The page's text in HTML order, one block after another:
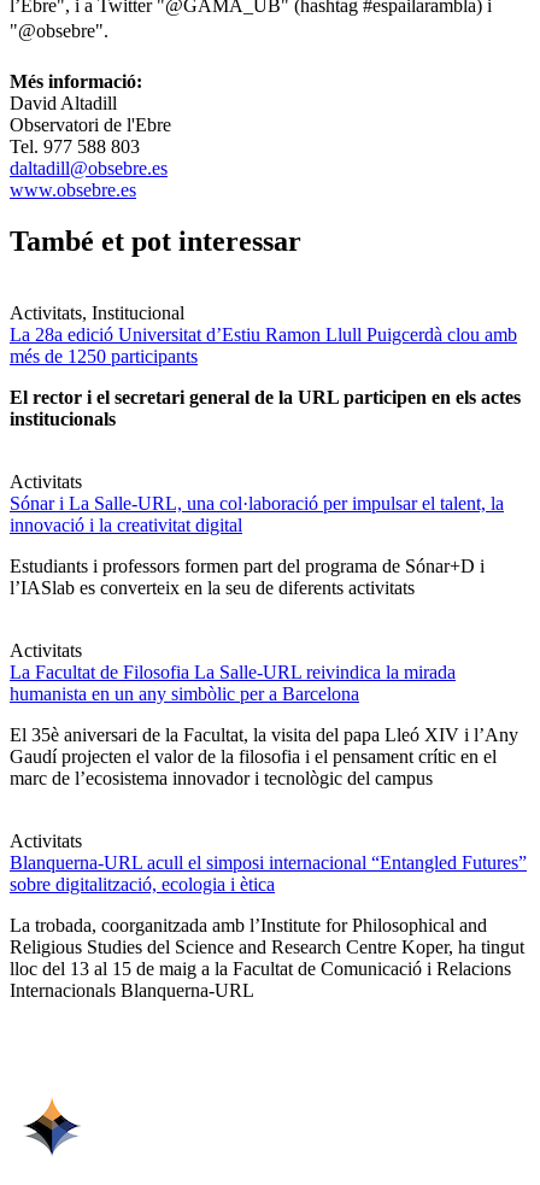
l’Ebre", i a Twitter "@GAMA_UB" (hashtag #espailarambla) i
"@obsebre".
Més informació:
David Altadill
Observatori de l'Ebre
Tel. 977 588 803
daltadill@obsebre.es
www.obsebre.es
També et pot interessar
Activitats, Institucional
La 28a edició Universitat d’Estiu Ramon Llull Puigcerdà clou amb
més de 1250 participants
El rector i el secretari general de la URL participen en els actes
institucionals
Activitats
Sónar i La Salle-URL, una col·laboració per impulsar el talent, la
innovació i la creativitat digital
Estudiants i professors formen part del programa de Sónar+D i
l’IASlab es converteix en la seu de diferents activitats
Activitats
La Facultat de Filosofia La Salle-URL reivindica la mirada
humanista en un any simbòlic per a Barcelona
El 35è aniversari de la Facultat, la visita del papa Lleó XIV i l’Any
Gaudí projecten el valor de la filosofia i el pensament crític en el
marc de l’ecosistema innovador i tecnològic del campus
Activitats
Blanquerna-URL acull el simposi internacional “Entangled Futures”
sobre digitalització, ecologia i ètica
La trobada, coorganitzada amb l’Institute for Philosophical and
Religious Studies del Science and Research Centre Koper, ha tingut
lloc del 13 al 15 de maig a la Facultat de Comunicació i Relacions
Internacionals Blanquerna-URL